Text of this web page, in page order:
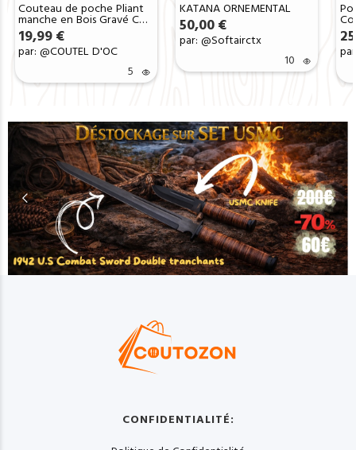
Couteau de poche Pliant
manche en Bois Gravé Cerf
(Gravure Prénom Offerte)
ref CC200
19,99 €
par: @COUTEL D'OC
5
KATANA ORNEMENTAL
50,00 €
par: @Softairctx
10
CONFIDENTIALITÉ: